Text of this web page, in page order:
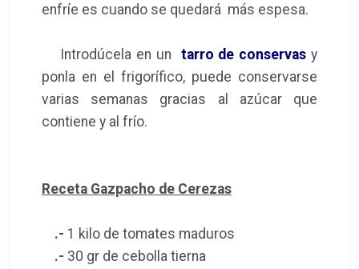
enfríe es cuando se quedará más espesa.
Introdúcela en un tarro de conservas y
ponla en el frigorífico, puede conservarse
varias semanas gracias al azúcar que
contiene y al frío.
Receta Gazpacho de Cerezas
.- 1 kilo de tomates maduros
.- 30 gr de cebolla tierna